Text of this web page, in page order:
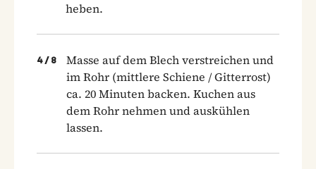
heben.
4 / 8
Masse auf dem Blech verstreichen und
im Rohr (mittlere Schiene / Gitterrost)
ca. 20 Minuten backen. Kuchen aus
dem Rohr nehmen und auskühlen
lassen.